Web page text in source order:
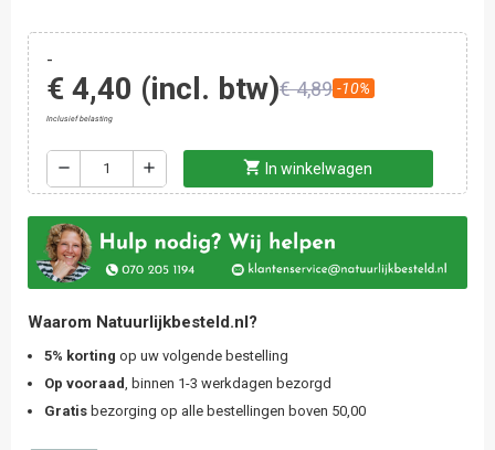
-
€ 4,40 (incl. btw)€ 4,89 -10%
Inclusief belasting
remove add shopping_cart In winkelwagen
Waarom Natuurlijkbesteld.nl?
5% korting op uw volgende bestelling
Op vooraad
, binnen 1-3 werkdagen bezorgd
Gratis bezorging op alle bestellingen boven 50,00